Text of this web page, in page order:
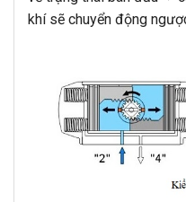
khí sẽ chuyển động